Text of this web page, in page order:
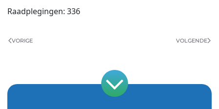
Raadplegingen: 336
VORIGE VOLGENDE